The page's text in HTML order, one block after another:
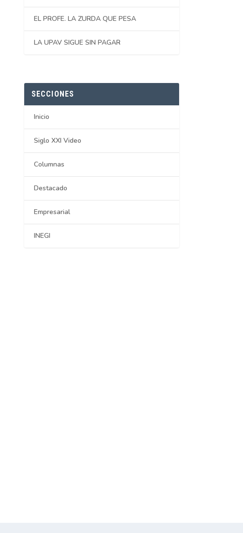
EL PROFE. LA ZURDA QUE PESA
LA UPAV SIGUE SIN PAGAR
SECCIONES
Inicio
Siglo XXI Video
Columnas
Destacado
Empresarial
INEGI